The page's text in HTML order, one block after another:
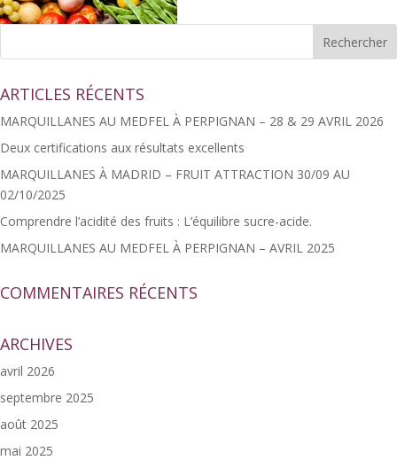
ARTICLES RÉCENTS
MARQUILLANES AU MEDFEL À PERPIGNAN – 28 & 29 AVRIL 2026
Deux certifications aux résultats excellents
MARQUILLANES À MADRID – FRUIT ATTRACTION 30/09 AU
02/10/2025
Comprendre l’acidité des fruits : L’équilibre sucre-acide.
MARQUILLANES AU MEDFEL À PERPIGNAN – AVRIL 2025
COMMENTAIRES RÉCENTS
ARCHIVES
avril 2026
septembre 2025
août 2025
mai 2025